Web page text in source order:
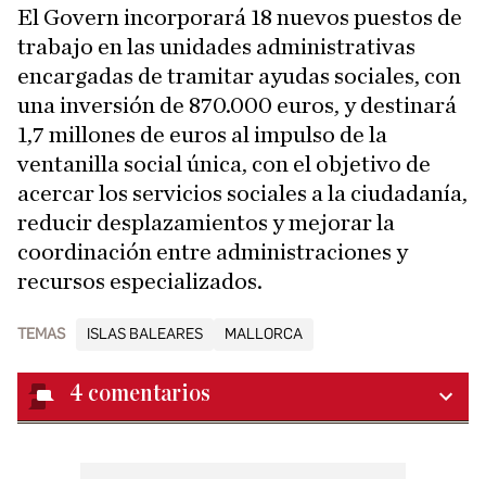
El Govern incorporará 18 nuevos puestos de
trabajo en las unidades administrativas
encargadas de tramitar ayudas sociales, con
una inversión de 870.000 euros, y destinará
1,7 millones de euros al impulso de la
ventanilla social única, con el objetivo de
acercar los servicios sociales a la ciudadanía,
reducir desplazamientos y mejorar la
coordinación entre administraciones y
recursos especializados.
TEMAS ISLAS BALEARES MALLORCA
4 comentarios